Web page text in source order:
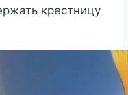
крестницу